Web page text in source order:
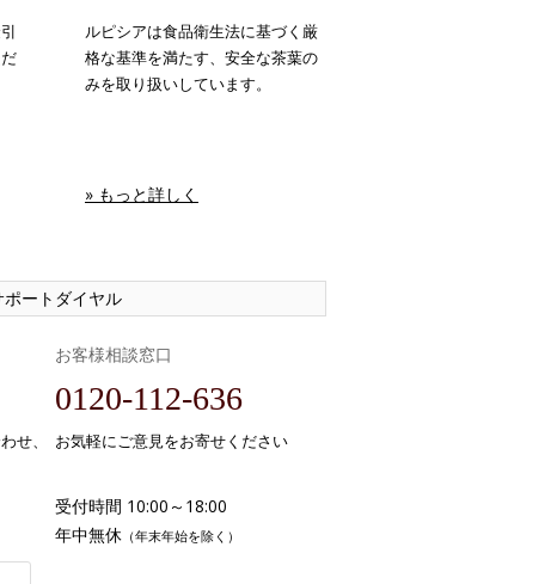
ルピシアは食品衛生法に基づく厳
格な基準を満たす、安全な茶葉の
みを取り扱いしています。
» もっと詳しく
ポートダイヤル
せ、
お客様相談窓口
0120-112-636
お気軽にご意見をお寄せください
受付時間 10:00～18:00
年中無休 （年末年始を除く）